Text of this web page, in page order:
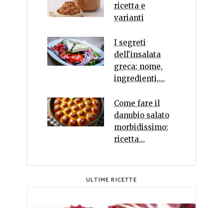
ricetta e
varianti
I segreti
dell'insalata
greca: nome,
ingredienti,…
Come fare il
danubio salato
morbidissimo:
ricetta…
ULTIME RICETTE